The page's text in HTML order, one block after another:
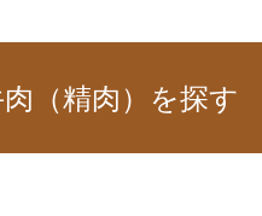
（精肉）を探す